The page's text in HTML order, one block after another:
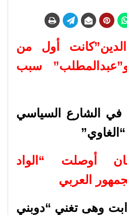
أول من
سبب
في الشارع السياسي
أوصلت “الواد
العربي
وهى تغني “دوبني